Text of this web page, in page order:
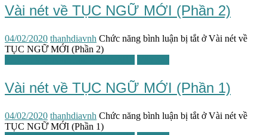
Vài nét về TỤC NGỮ MỚI (Phần 2)
04/02/2020 thanhdiavnh Chức năng bình luận bị tắt ở Vài nét về
TỤC NGỮ MỚI (Phần 2)
Vài nét về TỤC NGỮ MỚI (Phần 1)
04/02/2020 thanhdiavnh Chức năng bình luận bị tắt ở Vài nét về
TỤC NGỮ MỚI (Phần 1)